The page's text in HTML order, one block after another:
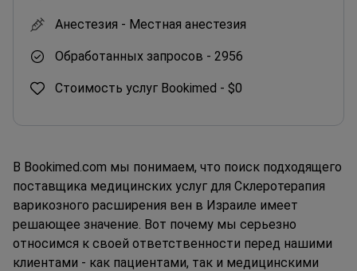
Анестезия - Местная анестезия
Обработанных запросов - 2956
Стоимость услуг Bookimed - $0
В Bookimed.com мы понимаем, что поиск подходящего
поставщика медицинских услуг для Склеротерапия
варикозного расширения вен в Израиле имеет
решающее значение. Вот почему мы серьезно
относимся к своей ответственности перед нашими
клиентами - как пациентами, так и медицинскими